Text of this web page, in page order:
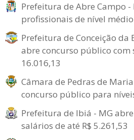
Prefeitura de Abre Campo
profissionais de nível médio
Prefeitura de Conceição da
abre concurso público com
16.016,13
Câmara de Pedras de
concurso público para
Prefeitura de Ibiá - MG
salários de até R$ 5.261,53